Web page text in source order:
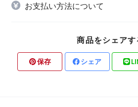
お支払い方法について
商品をシェアす
保存 シェア